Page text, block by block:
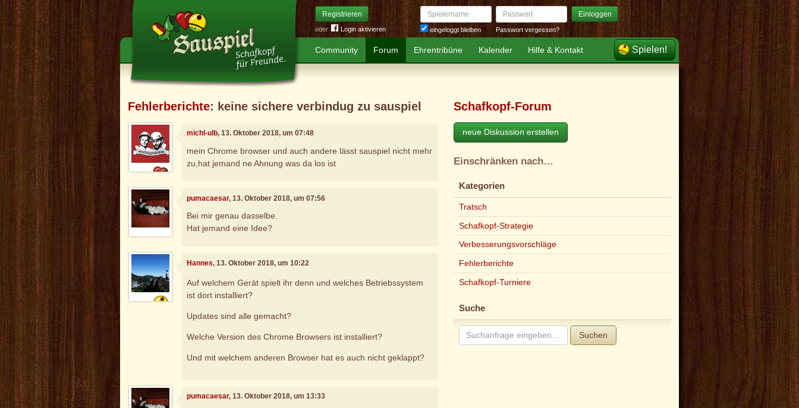
Registrieren
oder Login aktivieren
Spielername
eingeloggt bleiben
Passwort Einloggen
Passwort vergessen?
Community Forum Ehrentribüne Kalender Hilfe & Kontakt Spielen!
Fehlerberichte: keine sichere verbindug zu sauspiel
michl-ulb, 13. Oktober 2018, um 07:48
mein Chrome browser und auch andere lässt sauspiel nicht mehr
zu,hat jemand ne Ahnung was da los ist
pumacaesar, 13. Oktober 2018, um 07:56
Bei mir genau dasselbe.
Hat jemand eine Idee?
Hannes, 13. Oktober 2018, um 10:22
Auf welchem Gerät spielt ihr denn und welches Betriebssystem
ist dort installiert?
Updates sind alle gemacht?
Welche Version des Chrome Browsers ist installiert?
Und mit welchem anderen Browser hat es auch nicht geklappt?
pumacaesar, 13. Oktober 2018, um 13:33
Schafkopf-Forum
neue Diskussion erstellen
Einschränken nach…
Kategorien
Tratsch
Schafkopf-Strategie
Verbesserungsvorschläge
Fehlerberichte
Schafkopf-Turniere
Suche
Suchen